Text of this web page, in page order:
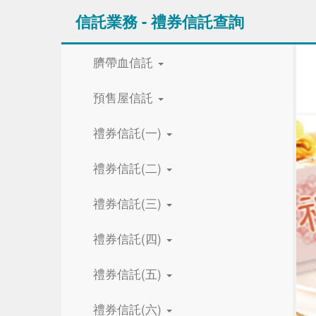
信託業務 - 禮券信託查詢
臍帶血信託
預售屋信託
禮券信託(一)
禮券信託(二)
禮券信託(三)
禮券信託(四)
禮券信託(五)
禮券信託(六)